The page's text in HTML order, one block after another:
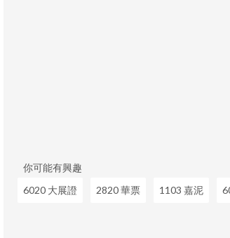
你可能有興趣
6020 大展證
2820 華票 1103 嘉泥